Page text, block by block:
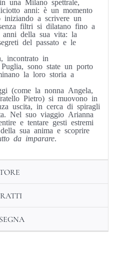
anni: è un momento
a scrivere un
filtri si dilatano fino a
della sua vita: la
del passato e le
incontrato in
sono state un porto
la loro storia a
(come la nonna Angela,
Pietro) si muovono in
uscita, in cerca di spiragli
Nel suo viaggio Arianna
e tentare gesti estremi
sua anima e scoprire
da imparare.